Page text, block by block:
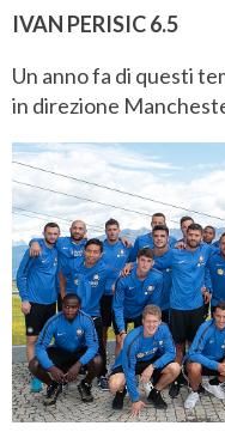
IVAN PERISIC 6.5
Un anno fa di questi
in direzione